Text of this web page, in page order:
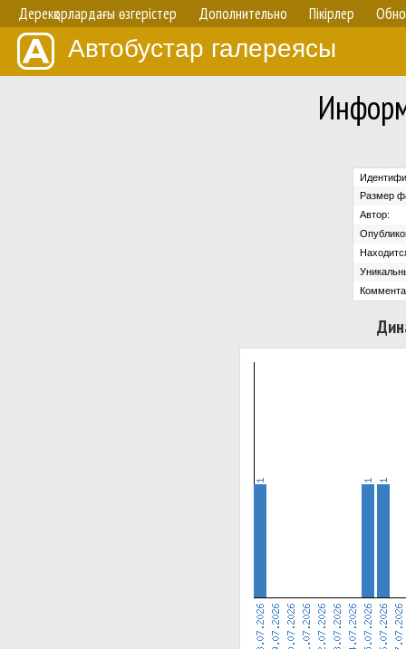
Дерекқорлардағы өзгерістер Дополнительно Пікірлер
Автобустар галереясы
Размер
Автор: